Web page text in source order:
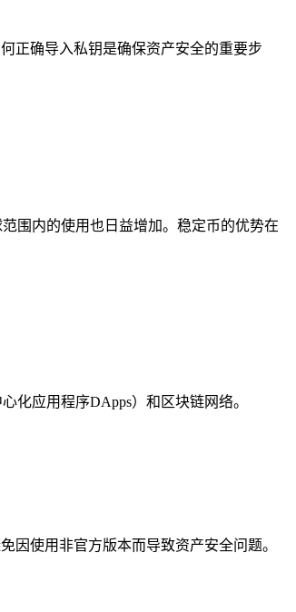
正确导入私钥是确保资产安全的重要步
围内的使用也日益增加。稳定币的优势在
化应用程序DApps）和区块链网络。
因使用非官方版本而导致资产安全问题。